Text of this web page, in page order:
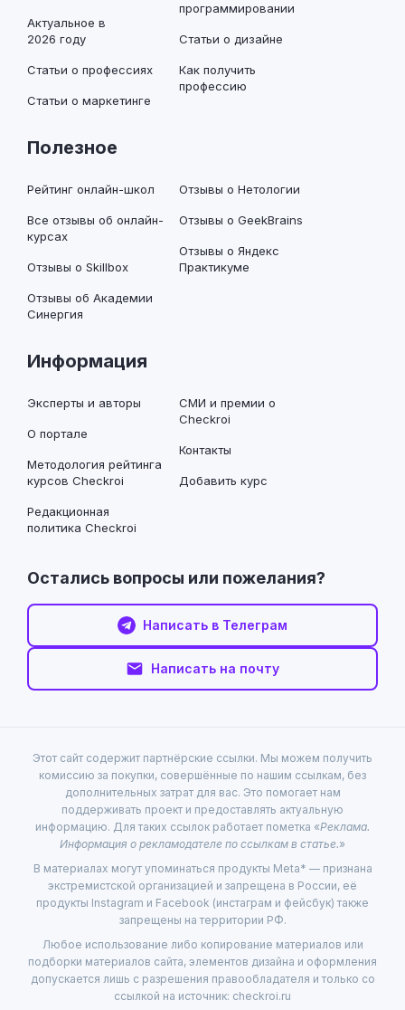
Актуальное в
2026 году
Статьи о профессиях
Статьи о маркетинге
программировании
Статьи о дизайне
Как получить
профессию
Полезное
Рейтинг онлайн-школ
Все отзывы об онлайн-
курсах
Отзывы о Skillbox
Отзывы об Академии
Синергия
Отзывы о Нетологии
Отзывы о GeekBrains
Отзывы о Яндекс
Практикуме
Информация
Эксперты и авторы
О портале
Методология рейтинга
курсов Checkroi
Редакционная
политика Checkroi
СМИ и премии о
Checkroi
Контакты
Добавить курс
Остались вопросы или пожелания?
Написать в Телеграм
Написать на почту
Этот сайт содержит партнёрские ссылки. Мы можем получить
комиссию за покупки, совершённые по нашим ссылкам, без
дополнительных затрат для вас. Это помогает нам
поддерживать проект и предоставлять актуальную
информацию. Для таких ссылок работает пометка «Реклама.
Информация о рекламодателе по ссылкам в статье.»
В материалах могут упоминаться продукты Meta* — признана
экстремистской организацией и запрещена в России, её
продукты Instagram и Facebook (инстаграм и фейсбук) также
запрещены на территории РФ.
Любое использование либо копирование материалов или
подборки материалов сайта, элементов дизайна и оформления
допускается лишь с разрешения правообладателя и только со
ссылкой на источник: checkroi.ru